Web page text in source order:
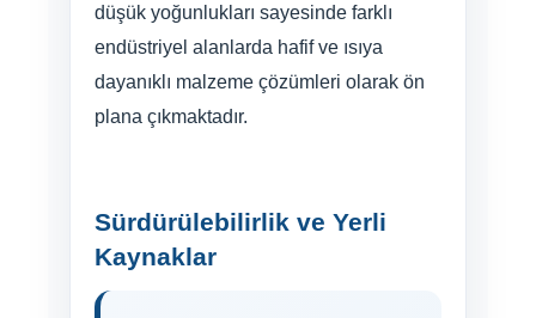
düşük yoğunlukları sayesinde farklı
endüstriyel alanlarda hafif ve ısıya
dayanıklı malzeme çözümleri olarak ön
plana çıkmaktadır.
Sürdürülebilirlik ve Yerli
Kaynaklar